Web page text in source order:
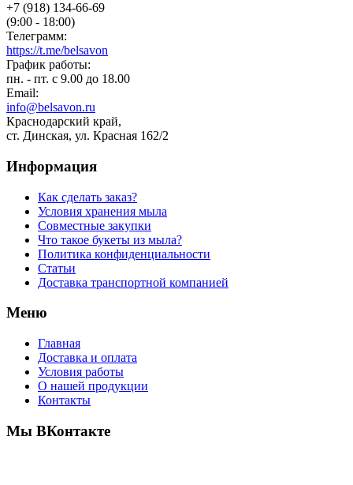
+7 (918) 134-66-69
(9:00 - 18:00)
Телеграмм:
https://t.me/belsavon
График работы:
пн. - пт. с 9.00 до 18.00
Email:
info@belsavon.ru
Краснодарский край,
ст. Динская, ул. Красная 162/2
Информация
Как сделать заказ?
Условия хранения мыла
Совместные закупки
Что такое букеты из мыла?
Политика конфиденциальности
Статьи
Доставка транспортной компанией
Меню
Главная
Доставка и оплата
Условия работы
О нашей продукции
Контакты
Мы ВКонтакте